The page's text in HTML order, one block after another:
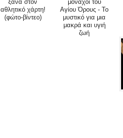
ξανά στον
αθλητικό χάρτη!
(φώτο-βίντεο)
μοναχοί του
Αγίου Όρους - Το
μυστικό για μια
μακρά και υγιή
ζωή